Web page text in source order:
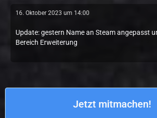
16. Oktober 2023 um 14:00
Update: gestern Name an Steam angepasst
Bereich Erweiterung
Jetzt mitmachen!